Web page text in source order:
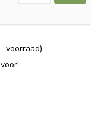
voorraad)